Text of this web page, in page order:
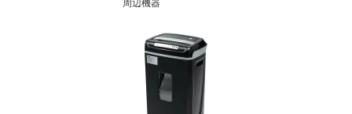
周辺機器